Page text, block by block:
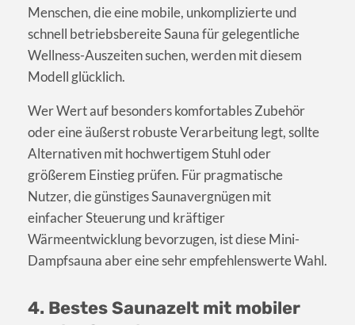
Menschen, die eine mobile, unkomplizierte und
schnell betriebsbereite Sauna für gelegentliche
Wellness-Auszeiten suchen, werden mit diesem
Modell glücklich.
Wer Wert auf besonders komfortables Zubehör
oder eine äußerst robuste Verarbeitung legt, sollte
Alternativen mit hochwertigem Stuhl oder
größerem Einstieg prüfen. Für pragmatische
Nutzer, die günstiges Saunavergnügen mit
einfacher Steuerung und kräftiger
Wärmeentwicklung bevorzugen, ist diese Mini-
Dampfsauna aber eine sehr empfehlenswerte Wahl.
4. Bestes Saunazelt mit mobiler